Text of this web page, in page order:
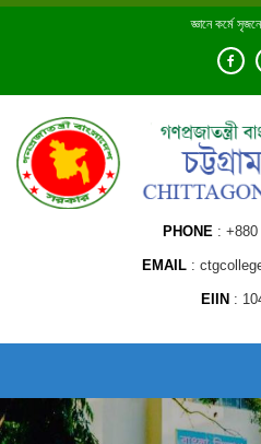
Skip
জ্ঞানে কর্মে
PHONE +880
EMAIL
EIIN